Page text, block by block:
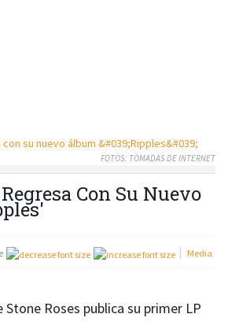
FOTOS: TOMADAS DE INTERNET
Con Su Nuevo
Media
Stone Roses publica su primer LP